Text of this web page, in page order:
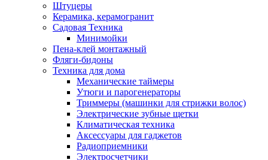
Штуцеры
Керамика, керамогранит
Садовая Техника
Минимойки
Пена-клей монтажный
Фляги-бидоны
Техника для дома
Механические таймеры
Утюги и парогенераторы
Триммеры (машинки для стрижки волос)
Электрические зубные щетки
Климатическая техника
Аксессуары для гаджетов
Радиоприемники
Электросчетчики